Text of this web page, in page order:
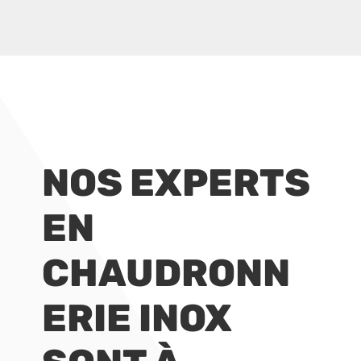
NOS EXPERTS
EN
CHAUDRONN
ERIE INOX